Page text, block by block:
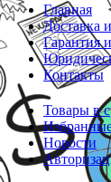
Главная
Доставка
Гарантия
Контакты
Товары в
Новости